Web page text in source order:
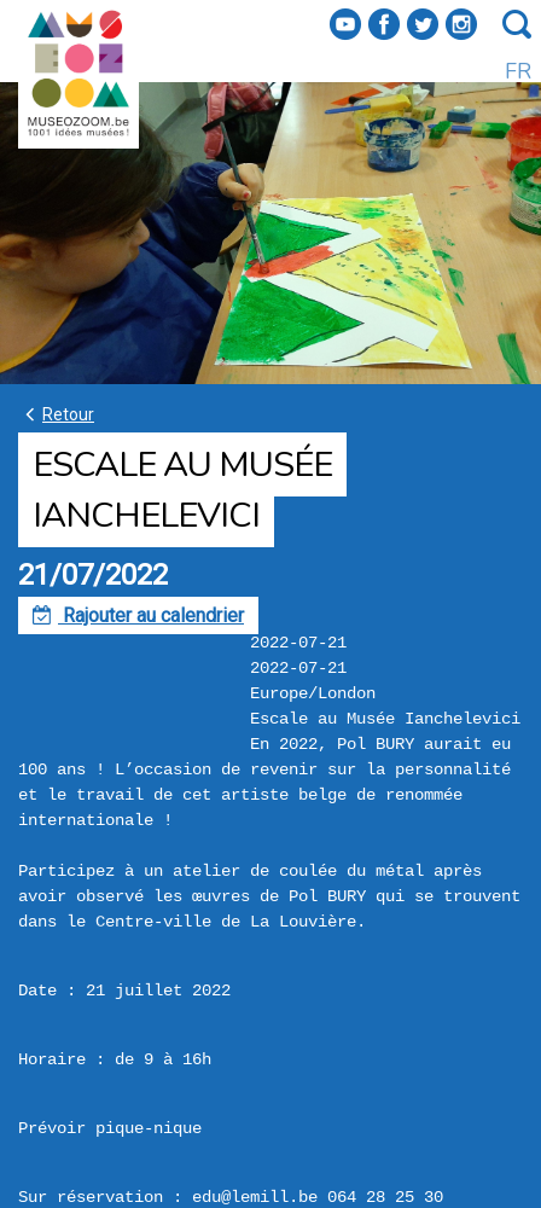
f a b e
FR
k Retour
ESCALE AU MUSÉE
IANCHELEVICI
21/07/2022
F Rajouter au calendrier
2022-07-21
2022-07-21
Europe/London
Escale au Musée Ianchelevici
En 2022, Pol BURY aurait eu
100 ans ! L’occasion de revenir sur la personnalité
et le travail de cet artiste belge de renommée
internationale !
Participez à un atelier de coulée du métal après
avoir observé les œuvres de Pol BURY qui se trouvent
Date : 21 juillet 2022
Horaire : de 9 à 16h
Prévoir pique-nique
Sur réservation : edu@lemill.be 064 28 25 30